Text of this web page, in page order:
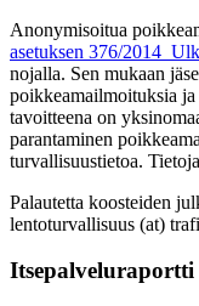
Anonymisoitua
asetuksen 376/2014
nojalla. Sen mukaan
poikkeamailmoituksia
tavoitteena on
parantaminen
turvallisuustietoa.
Palautetta koosteiden
lentoturvallisuus (at)
Itsepalveluraportti